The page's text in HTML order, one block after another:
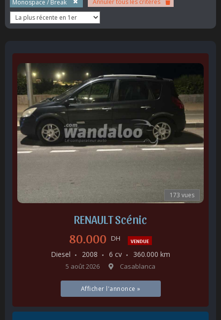
Monospace / Break Annuler tous les critères
173 vues
RENAULT Scénic
80.000 DH VENDUE
Diesel 2008 6 cv 360.000 km
5 août 2026 Casablanca
Afficher l'annonce »